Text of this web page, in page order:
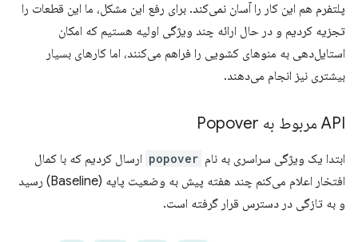
پلتفرم هم این کار را آسان نمی‌کند. برای رفع این مشکل، ما این قطعات را
تجزیه کردیم و در حال ارائه چند ویژگی اولیه هستیم که امکان
استایل‌دهی به منوهای کشویی را فراهم می‌کنند، اما کارهای بسیار
بیشتری نیز انجام می‌دهند.
API مربوط به Popover
ابتدا یک ویژگی سراسری به نام popover ارسال کردیم که با کمال
افتخار اعلام می‌کنم چند هفته پیش به وضعیت پایه (Baseline) رسید
و به تازگی در دسترس قرار گرفته است.